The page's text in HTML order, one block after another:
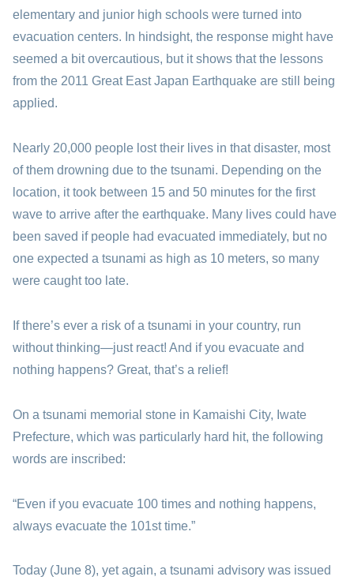
elementary and junior high schools were turned into
evacuation centers. In hindsight, the response might have
seemed a bit overcautious, but it shows that the lessons
from the 2011 Great East Japan Earthquake are still being
applied.
Nearly 20,000 people lost their lives in that disaster, most
of them drowning due to the tsunami. Depending on the
location, it took between 15 and 50 minutes for the first
wave to arrive after the earthquake. Many lives could have
been saved if people had evacuated immediately, but no
one expected a tsunami as high as 10 meters, so many
were caught too late.
If there’s ever a risk of a tsunami in your country, run
without thinking—just react! And if you evacuate and
nothing happens? Great, that’s a relief!
On a tsunami memorial stone in Kamaishi City, Iwate
Prefecture, which was particularly hard hit, the following
words are inscribed:
“Even if you evacuate 100 times and nothing happens,
always evacuate the 101st time.”
Today (June 8), yet again, a tsunami advisory was issued